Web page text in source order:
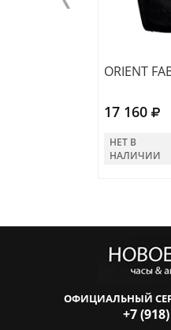
ORIENT
17 160
НЕТ В
НАЛИЧИИ
ОФИЦИАЛЬНЫЙ
+7